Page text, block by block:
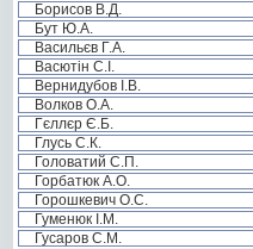
Борисов В.Д.
Бут Ю.А.
Васильєв Г.А.
Васютін С.І.
Вернидубов І.В.
Волков О.А.
Гєллєр Є.Б.
Глусь С.К.
Головатий С.П.
Горбатюк А.О.
Горошкевич О.С.
Гуменюк І.М.
Гусаров С.М.